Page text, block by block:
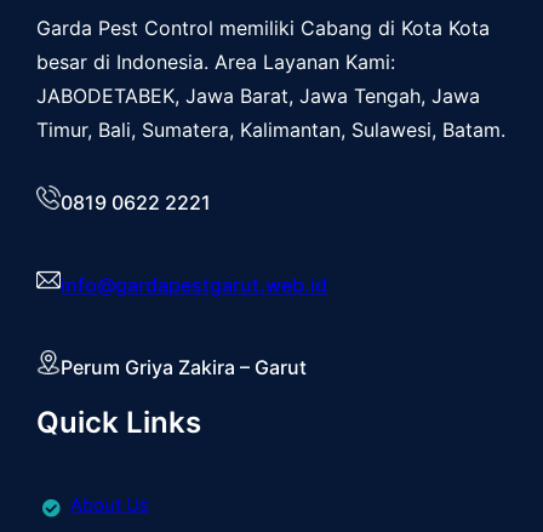
Garda Pest Control memiliki Cabang di Kota Kota
besar di Indonesia. Area Layanan Kami:
JABODETABEK, Jawa Barat, Jawa Tengah, Jawa
Timur, Bali, Sumatera, Kalimantan, Sulawesi, Batam.
0819 0622 2221
info@gardapestgarut.web.id
Perum Griya Zakira – Garut
Quick Links
About Us